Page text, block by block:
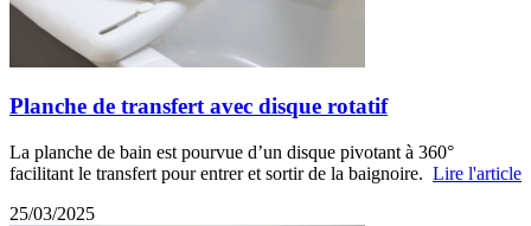
Planche de transfert avec disque rotatif
La planche de bain est pourvue d’un disque pivotant à 360°
facilitant le transfert pour entrer et sortir de la baignoire. Lire l'article
25/03/2025